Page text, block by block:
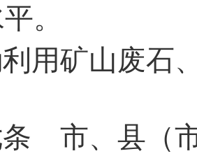
。
用矿山废石
市、县（